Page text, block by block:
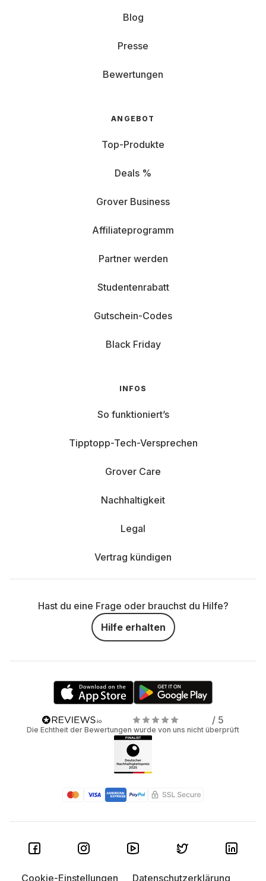
Blog
Presse
Bewertungen
ANGEBOT
Top-Produkte
Deals %
Grover Business
Affiliateprogramm
Partner werden
Studentenrabatt
Gutschein-Codes
Black Friday
INFOS
So funktioniert’s
Tipptopp-Tech-Versprechen
Grover Care
Nachhaltigkeit
Legal
Vertrag kündigen
Hast du eine Frage oder brauchst du Hilfe?
Hilfe erhalten
/ 5
Die Echtheit der Bewertungen wurde von uns nicht überprüft
Cookie-Einstellungen Datenschutzerklärung